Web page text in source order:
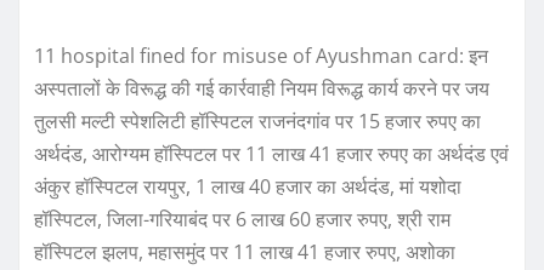
11 hospital fined for misuse of Ayushman card: इन
अस्पतालों के विरूद्ध की गई कार्रवाही नियम विरूद्ध कार्य करने पर जय
तुलसी मल्टी स्पेशलिटी हॉस्पिटल राजनंदगांव पर 15 हजार रुपए का
अर्थदंड, आरोग्यम हॉस्पिटल पर 11 लाख 41 हजार रुपए का अर्थदंड एवं
अंकुर हॉस्पिटल रायपुर, 1 लाख 40 हजार का अर्थदंड, मां यशोदा
हॉस्पिटल, जिला-गरियाबंद पर 6 लाख 60 हजार रुपए, श्री राम
हॉस्पिटल झलप, महासमुंद पर 11 लाख 41 हजार रुपए, अशोका